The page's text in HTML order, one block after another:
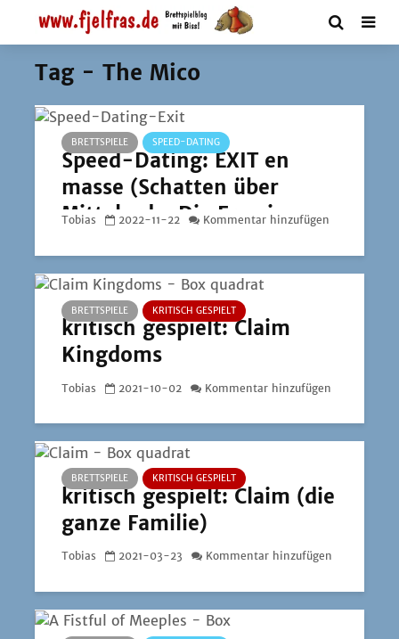
Tag - The Mico
BRETTSPIELE SPEED-DATING
Speed-Dating: EXIT en
masse (Schatten über
Mittelerde, Die Frau im
von Ophir)
Tobias 2022-11-22 Kommentar hinzufügen
BRETTSPIELE KRITISCH GESPIELT
kritisch gespielt: Claim
Kingdoms
Tobias 2021-10-02 Kommentar hinzufügen
BRETTSPIELE KRITISCH GESPIELT
kritisch gespielt: Claim (die
ganze Familie)
Tobias 2021-03-23 Kommentar hinzufügen